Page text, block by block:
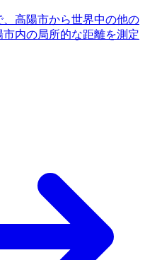
高陽市から世界中の他の
内の局所的な距離を測定